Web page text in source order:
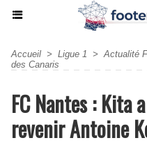
Accueil > Ligue 1 > Actualité
des Canaris
FC Nantes : Kita
revenir Antoine